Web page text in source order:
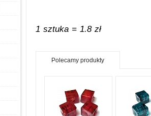
1 sztuka = 1.8 zł
Polecamy produkty